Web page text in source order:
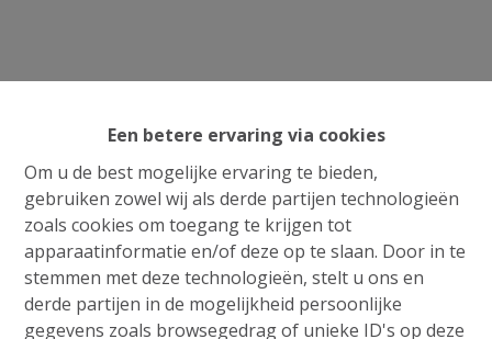
Een betere ervaring via cookies
Om u de best mogelijke ervaring te bieden,
gebruiken zowel wij als derde partijen technologieën
zoals cookies om toegang te krijgen tot
apparaatinformatie en/of deze op te slaan. Door in te
stemmen met deze technologieën, stelt u ons en
derde partijen in de mogelijkheid persoonlijke
gegevens zoals browsegedrag of unieke ID's op deze